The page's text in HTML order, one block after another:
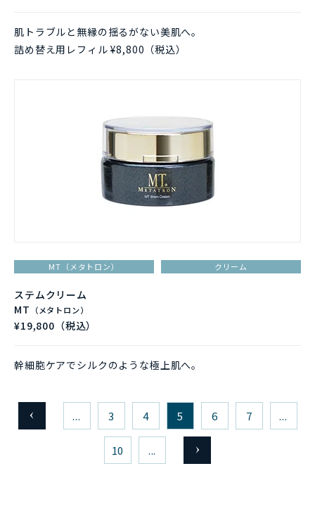
肌トラブルと無縁の揺るがない美肌へ。
詰め替え用レフィル ¥8,800（税込）
MT（メタトロン） クリーム
ステムクリーム
MT
（メタトロン）
¥19,800（税込）
幹細胞ケアでシルクのような極上肌へ。
... 3 4 5 6 7 ...
10 ...